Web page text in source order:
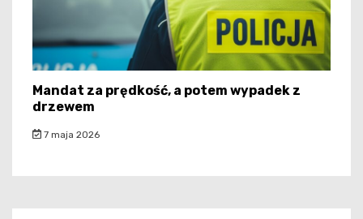
Mandat za prędkość, a potem wypadek z
drzewem
7 maja 2026